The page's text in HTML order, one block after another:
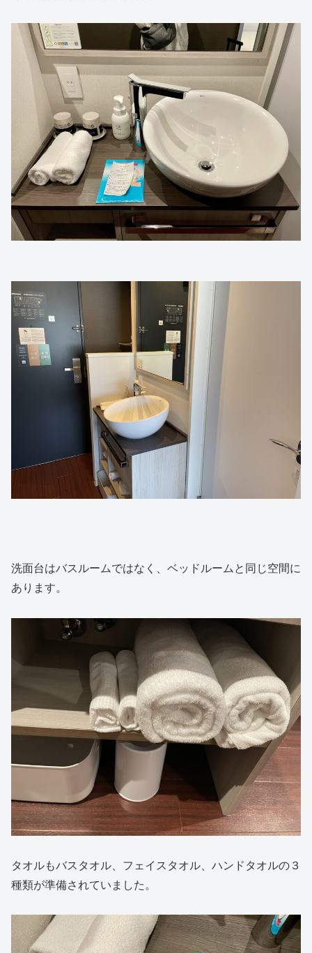
洗面台はバスルームではなく、ベッドルームと同じ空間に
あります。
タオルもバスタオル、フェイスタオル、ハンドタオルの３
種類が準備されていました。